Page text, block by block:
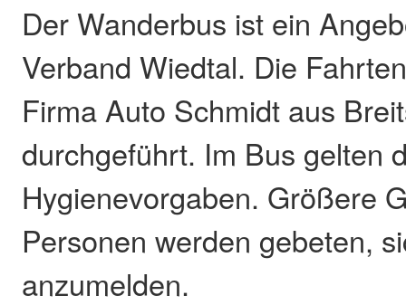
Der Wanderbus ist ein
Verband Wiedtal. Die
Firma Auto Schmidt aus
durchgeführt. Im Bus gelten
Hygienevorgaben. Größere
Personen werden gebeten,
anzumelden.